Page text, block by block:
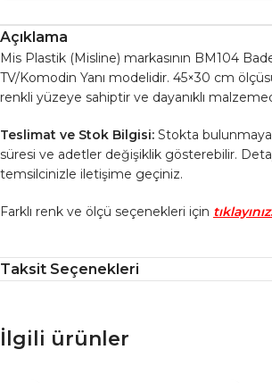
Açıklama
Mis Plastik (Misline) markasının BM104
TV/Komodin Yanı modelidir. 45×30 cm
renkli yüzeye sahiptir ve dayanıklı
Teslimat ve Stok Bilgisi: Stokta
süresi ve adetler değişiklik gösterebilir.
temsilcinizle iletişime geçiniz.
Farklı renk ve ölçü seçenekleri için tıklayınız.
Taksit Seçenekleri
İlgili ürünler